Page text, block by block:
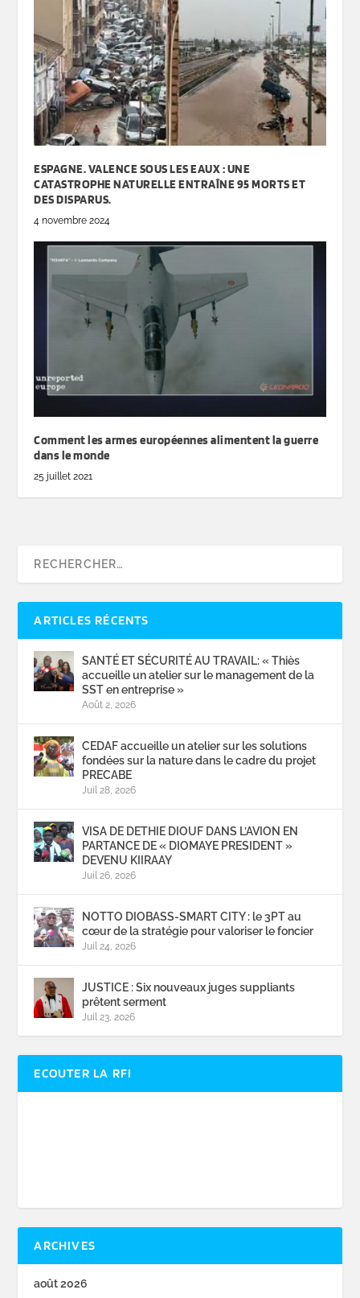
ESPAGNE. VALENCE SOUS LES EAUX : UNE
CATASTROPHE NATURELLE ENTRAÎNE 95 MORTS ET
DES DISPARUS.
4 novembre 2024
Comment les armes européennes alimentent la guerre
dans le monde
25 juillet 2021
ARTICLES RÉCENTS
SANTÉ ET SÉCURITÉ AU TRAVAIL: « Thiès
accueille un atelier sur le management de la
SST en entreprise »
Août 2, 2026
CEDAF accueille un atelier sur les solutions
fondées sur la nature dans le cadre du projet
PRECABE
Juil 28, 2026
VISA DE DETHIE DIOUF DANS L’AVION EN
PARTANCE DE « DIOMAYE PRESIDENT »
DEVENU KIIRAAY
Juil 26, 2026
NOTTO DIOBASS-SMART CITY : le 3PT au
cœur de la stratégie pour valoriser le foncier
Juil 24, 2026
JUSTICE : Six nouveaux juges suppliants
prêtent serment
Juil 23, 2026
ECOUTER LA RFI
ARCHIVES
août 2026